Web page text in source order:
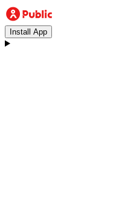
Install App